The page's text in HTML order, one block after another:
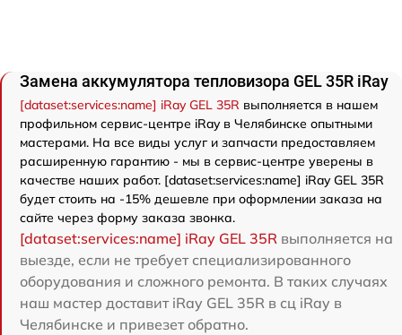
Замена аккумулятора тепловизора GEL 35R iRay
[dataset:services:name] iRay GEL 35R выполняется в нашем
профильном сервис-центре iRay в Челябинске опытными
мастерами. На все виды услуг и запчасти предоставляем
расширенную гарантию - мы в сервис-центре уверены в
качестве наших работ. [dataset:services:name] iRay GEL 35R
будет стоить на -15% дешевле при оформлении заказа на
сайте через форму заказа звонка.
[dataset:services:name] iRay GEL 35R выполняется на
выезде, если не требует специализированного
оборудования и сложного ремонта. В таких случаях
наш мастер доставит iRay GEL 35R в сц iRay в
Челябинске и привезет обратно.